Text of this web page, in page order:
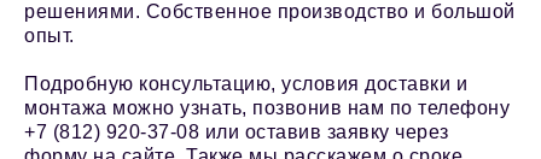
решениями. Собственное производство и большой
опыт.
Подробную консультацию, условия доставки и
монтажа можно узнать, позвонив нам по телефону
+7 (812) 920-37-08 или оставив заявку через